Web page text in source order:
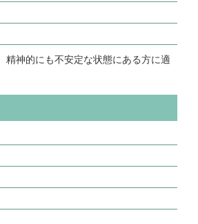
精神的にも不安定な状態にある方に適